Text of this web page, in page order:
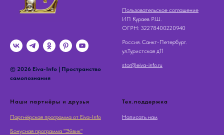
© 2026 Eiva-Info | Пространство
самопознания
Пользовательское соглашение
ИП Кураев Р.Ш.
OГРН: 32278400220940
Россия. Санкт-Петербург.
ул.Туристская д11
stor@eiva-info.ru
Наши партнёры и друзья
Партнёрская программа от Eiva-Info
Бонусная программа "Эйвик"
Тех.поддержка
Написать нам